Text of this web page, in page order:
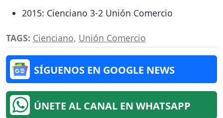
2015: Cienciano 3-2 Unión Comercio
TAGS: Cienciano, Unión Comercio
SÍGUENOS EN GOOGLE NEWS
ÚNETE AL CANAL EN WHATSAPP